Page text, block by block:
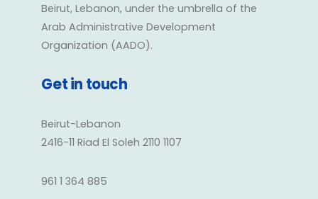
Beirut, Lebanon, under the umbrella of the
Arab Administrative Development
Organization (AADO).
Get in touch
Beirut-Lebanon
2416-11 Riad El Soleh 2110 1107
961 1 364 885